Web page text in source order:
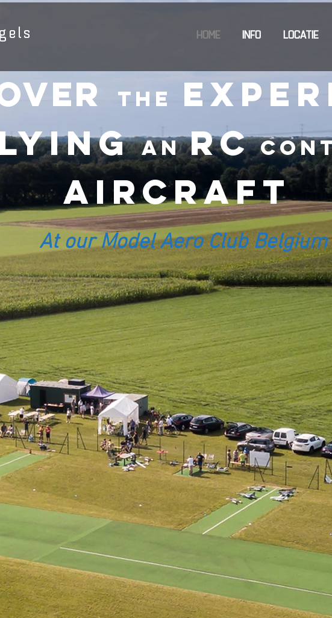
HOME INFO LOCATIE
the
anRC
Aircraft
At our Model Aero Club Belgium